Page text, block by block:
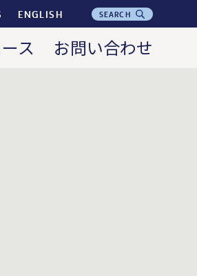
ENGLISH SEARCH
ス お問い合わせ